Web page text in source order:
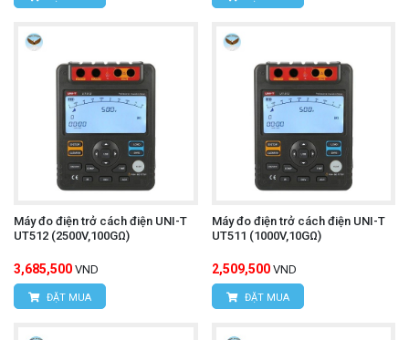
Máy đo điện trở cách điện UNI-T
UT512 (2500V,100GΩ)
3,685,500 VND
ĐẶT MUA
Máy đo điện trở cách điện UNI-T
UT511 (1000V,10GΩ)
2,509,500 VND
ĐẶT MUA